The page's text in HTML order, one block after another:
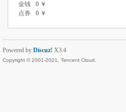
金钱
0 ￥
点券
0 ￥
Powered by Discuz! X3.4
Copyright © 2001-2021, Tencent Cloud.